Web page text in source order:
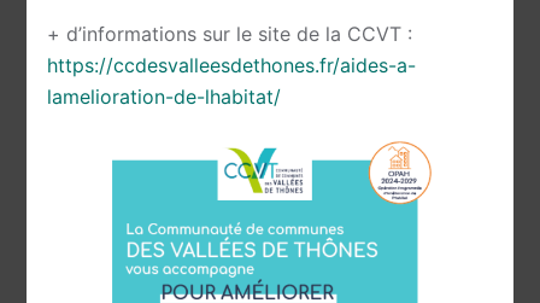
+ d’informations sur le site de la CCVT :
https://ccdesvalleesdethones.fr/aides-a-
lamelioration-de-lhabitat/